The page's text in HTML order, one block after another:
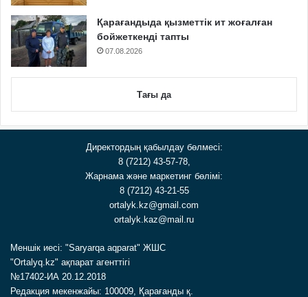
Қарағандыда қызметтік ит жоғалған
бойжеткенді тапты
07.08.2026
Тағы да
Директордың қабылдау бөлмесі:
8 (7212) 43-57-78,
Жарнама және маркетинг бөлімі:
8 (7212) 43-21-55
ortalyk.kz@gmail.com
ortalyk.kaz@mail.ru
Меншік иесі: "Saryarqa aqparat" ЖШС
"Ortalyq.kz" ақпарат агенттігі
№17402-ИА 20.12.2018
Редакция мекенжайы: 100009, Қарағанды қ.